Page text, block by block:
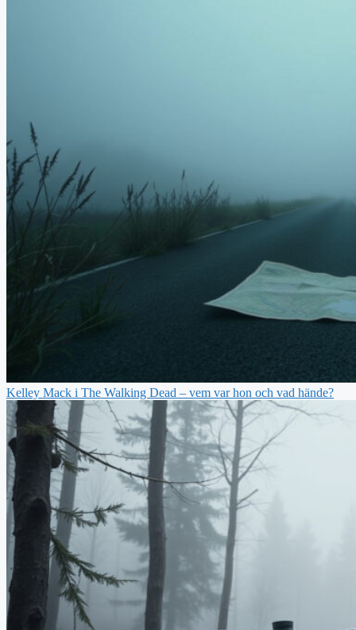
Kelley Mack i The Walking Dead – vem var hon och vad hände?